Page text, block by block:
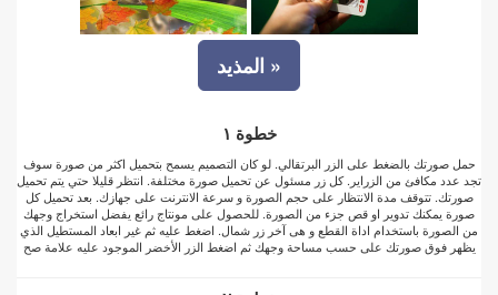
المذيد »
خطوة ١
حمل صورتك بالضغط على الزر البرتقالي. لو كان التصميم يسمح بتحميل اكثر من صورة سوف
تجد عدد مكافئ من الزراير. كل زر مسئول عن تحميل صورة مختلفة. انتظر قليلا حتي يتم تحميل
صورتك. تتوقف مدة الانتظار على حجم الصورة و سرعة الانترنت على جهازك. بعد تحميل كل
صورة يمكنك تدوير او قص جزء من الصورة. للحصول على مونتاج رائع يفضل استخراج وجهك
من الصورة باستخدام اداة القطع و هى آخر زر شمال. اضغط عليه ثم غير ابعاد المستطيل الذي
يظهر فوق صورتك على حسب مساحة وجهك ثم اضغط الزر الأخضر الموجود عليه علامة صح